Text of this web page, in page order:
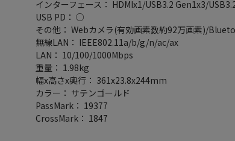
インターフェース： HDMIx1/USB3.2 Gen1x3/
USB PD： ○
その他： Webカメラ(有効画素数約92万画素)/
無線LAN： IEEE802.11a/b/g/n/ac/ax
LAN： 10/100/1000Mbps
重量： 1.98kg
幅x高さx奥行： 361x23.8x244mm
カラー： サテンゴールド
PassMark： 19377
CrossMark： 1847